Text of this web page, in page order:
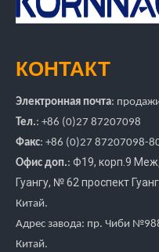
КОНТАКТ
Электронная почта:
Тел.: +86 (0)27 87207098
Факс: +86 (0)27 87207098-
Офис доп.: Ф19, корп.9
Гуангу, № 62 проспект
Китай.
Адрес завода: пр. Чиби
Китай.